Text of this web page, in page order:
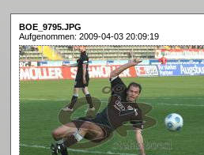
BOE_9795.JPG
Aufgenommen: 2009-04-03 20:09:19